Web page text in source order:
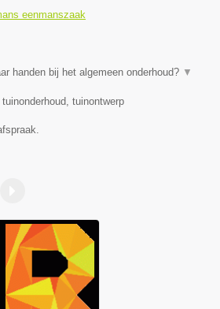
eenmanszaak
handen bij het algemeen onderhoud? ▼
tuinontwerp